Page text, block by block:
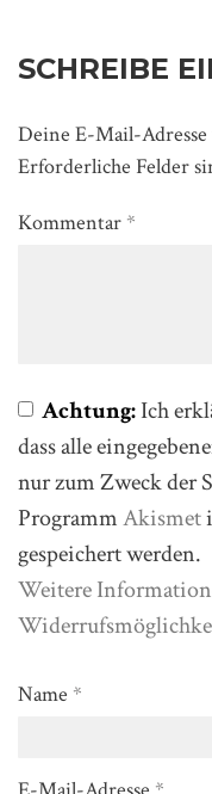
SCHREIBE
Deine E-Mail-
Erforderliche Felder
Kommentar *
Achtung:Ich
dass alle
nur zum Zweck der
ProgrammAkismet
gespeichert werden.
Weitere
Name *